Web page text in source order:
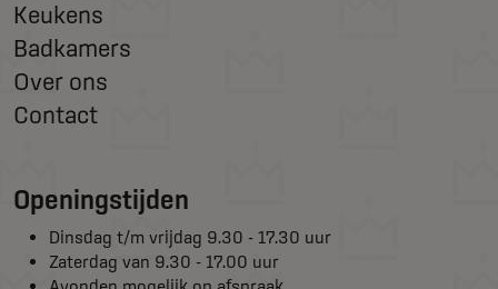
Keukens
Badkamers
Over ons
Contact
Openingstijden
Dinsdag t/m vrijdag 9.30 - 17.30 uur
Zaterdag van 9.30 - 17.00 uur